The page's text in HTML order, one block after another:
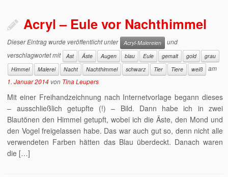
Acryl – Eule vor Nachthimmel
Dieser Eintrag wurde veröffentlicht unter Acryl-Malereien
und
verschlagwortet mit
Ast Äste Augen blau Eule gemalt gold
grau
Himmel
Malerei Nacht Nachthimmel schwarz Tier Tiere weiß
am
1. Januar 2014 von Tina Leupers
Mit einer Freihandzeichnung nach Internetvorlage begann dieses
– ausschließlich getupfte (!) – Bild. Dann habe ich in zwei
Blautönen den Himmel getupft, wobei ich die Äste, den Mond und
den Vogel freigelassen habe. Das war auch gut so, denn nicht alle
verwendeten Farben hätten das Blau überdeckt. Danach waren
die […]